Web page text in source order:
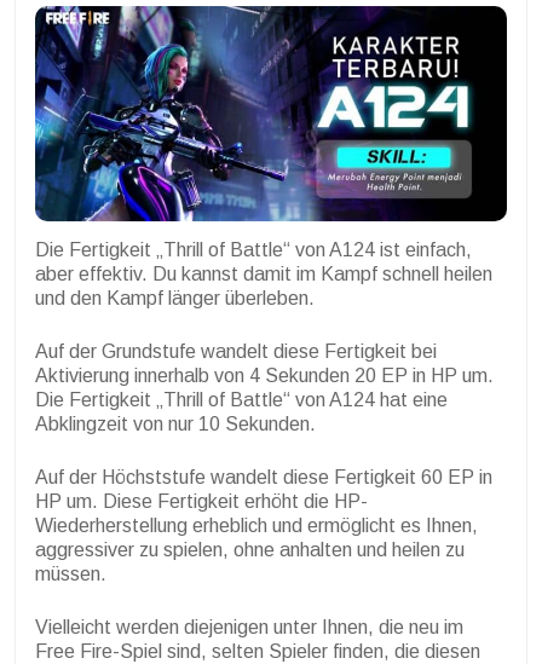
Die Fertigkeit „Thrill of Battle“ von A124 ist einfach,
aber effektiv. Du kannst damit im Kampf schnell heilen
und den Kampf länger überleben.
Auf der Grundstufe wandelt diese Fertigkeit bei
Aktivierung innerhalb von 4 Sekunden 20 EP in HP um.
Die Fertigkeit „Thrill of Battle“ von A124 hat eine
Abklingzeit von nur 10 Sekunden.
Auf der Höchststufe wandelt diese Fertigkeit 60 EP in
HP um. Diese Fertigkeit erhöht die HP-
Wiederherstellung erheblich und ermöglicht es Ihnen,
aggressiver zu spielen, ohne anhalten und heilen zu
müssen.
Vielleicht werden diejenigen unter Ihnen, die neu im
Free Fire-Spiel sind, selten Spieler finden, die diesen